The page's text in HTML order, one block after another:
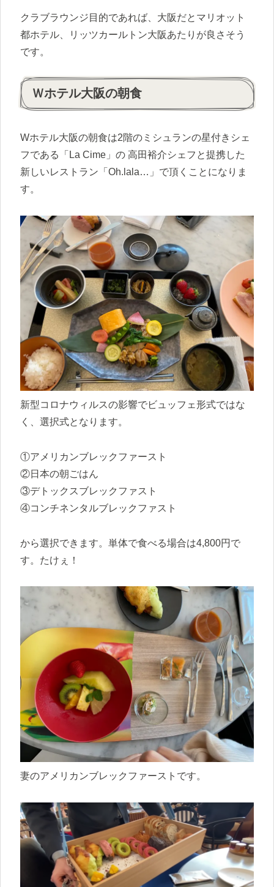
クラブラウンジ目的であれば、大阪だとマリオット
都ホテル、リッツカールトン大阪あたりが良さそう
です。
Ｗホテル大阪の朝食
Wホテル大阪の朝食は2階のミシュランの星付きシェ
フである「La Cime」の 高田裕介シェフと提携した
新しいレストラン「Oh.lala…」で頂くことになりま
す。
新型コロナウィルスの影響でビュッフェ形式ではな
く、選択式となります。
①アメリカンブレックファースト
②日本の朝ごはん
③デトックスブレックファスト
④コンチネンタルブレックファスト
から選択できます。単体で食べる場合は4,800円で
す。たけぇ！
妻のアメリカンブレックファーストです。